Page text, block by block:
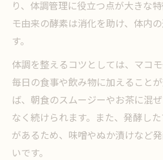
り、体調管理に役立つ点が大きな
モ由来の酵素は消化を助け、体内
す。
体調を整えるコツとしては、マコ
毎日の食事や飲み物に加えること
ば、朝食のスムージーやお茶に混
なく続けられます。また、発酵し
があるため、味噌やぬか漬けなど
いです。